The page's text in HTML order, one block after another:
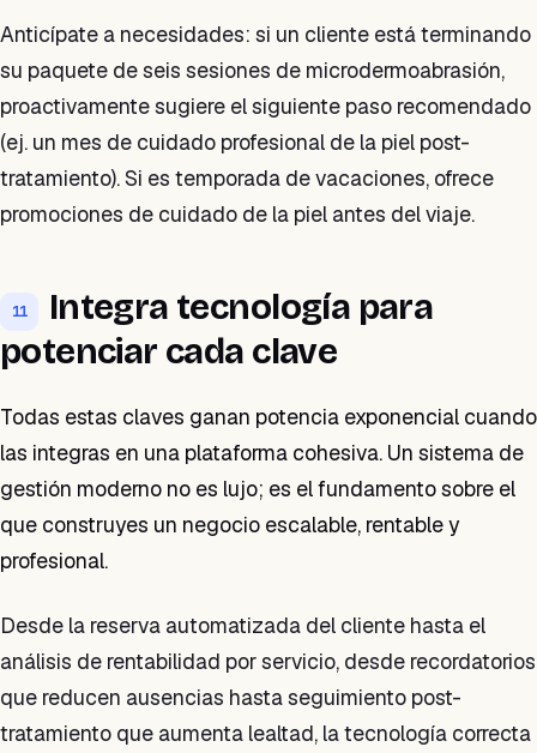
Anticípate a necesidades: si un cliente está terminando
su paquete de seis sesiones de microdermoabrasión,
proactivamente sugiere el siguiente paso recomendado
(ej. un mes de cuidado profesional de la piel post-
tratamiento). Si es temporada de vacaciones, ofrece
promociones de cuidado de la piel antes del viaje.
11
Integra tecnología para
potenciar cada clave
Todas estas claves ganan potencia exponencial cuando
las integras en una plataforma cohesiva. Un sistema de
gestión moderno no es lujo; es el fundamento sobre el
que construyes un negocio escalable, rentable y
profesional.
Desde la reserva automatizada del cliente hasta el
análisis de rentabilidad por servicio, desde recordatorios
que reducen ausencias hasta seguimiento post-
tratamiento que aumenta lealtad, la tecnología correcta